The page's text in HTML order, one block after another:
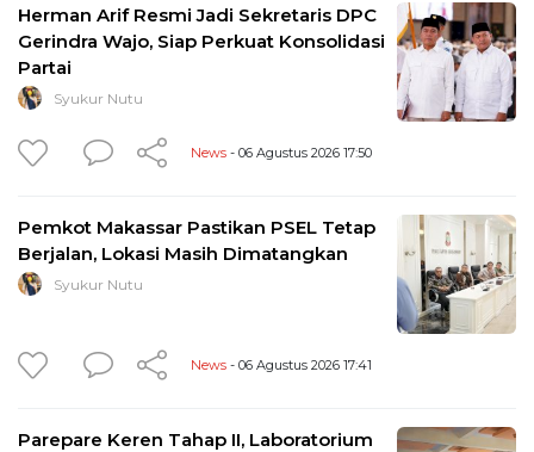
Herman Arif Resmi Jadi Sekretaris DPC
Gerindra Wajo, Siap Perkuat Konsolidasi
Partai
Syukur Nutu
News - 06 Agustus 2026 17:50
Pemkot Makassar Pastikan PSEL Tetap
Berjalan, Lokasi Masih Dimatangkan
Syukur Nutu
News - 06 Agustus 2026 17:41
Parepare Keren Tahap II, Laboratorium